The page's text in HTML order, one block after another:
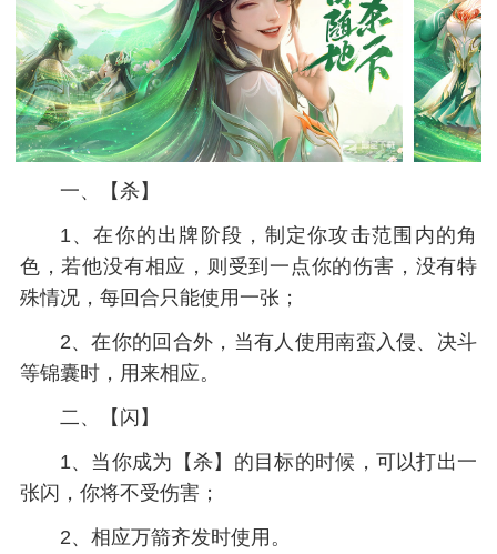
一、【杀】
1、在你的出牌阶段，制定你攻击范围内的角
色，若他没有相应，则受到一点你的伤害，没有特
殊情况，每回合只能使用一张；
2、在你的回合外，当有人使用南蛮入侵、决斗
等锦囊时，用来相应。
二、【闪】
1、当你成为【杀】的目标的时候，可以打出一
张闪，你将不受伤害；
2、相应万箭齐发时使用。